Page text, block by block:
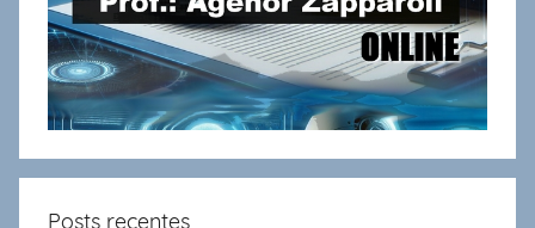
Posts recentes